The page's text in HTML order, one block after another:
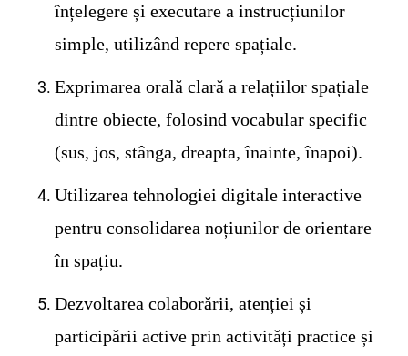
înțelegere și executare a instrucțiunilor
simple, utilizând repere spațiale.
Exprimarea orală clară a relațiilor spațiale
dintre obiecte, folosind vocabular specific
(sus, jos, stânga, dreapta, înainte, înapoi).
Utilizarea tehnologiei digitale interactive
pentru consolidarea noțiunilor de orientare
în spațiu.
Dezvoltarea colaborării, atenției și
participării active prin activități practice și